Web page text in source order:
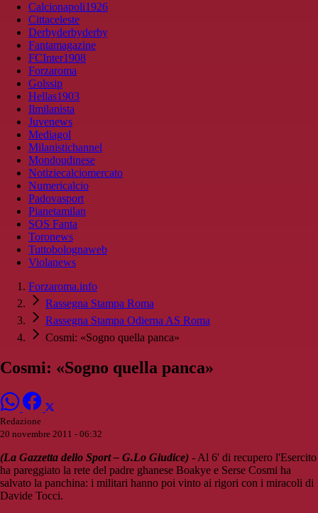
Calcionapoli1926
Cittaceleste
Derbyderbyderby
Fantamagazine
FCInter1908
Forzaroma
Golssip
Hellas1903
Ilmilanista
Juvenews
Mediagol
Milanistichannel
Mondoudinese
Notiziecalciomercato
Numericalcio
Padovasport
Pianetamilan
SOS Fanta
Toronews
Tuttobolognaweb
Violanews
Forzaroma.info
Rassegna Stampa Roma
Rassegna Stampa Odierna AS Roma
Cosmi: «Sogno quella panca»
Cosmi: «Sogno quella panca»
Redazione
20 novembre 2011 - 06:32
(La Gazzetta dello Sport – G.Lo Giudice) - Al 6' di recupero l'Esercito
ha pareggiato la rete del padre ghanese Boakye e Serse Cosmi ha
salvato la panchina: i militari hanno poi vinto ai rigori con i miracoli di
Davide Tocci.